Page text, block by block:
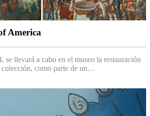
America
se llevará a cabo en el museo la restauración
colección, como parte de un…